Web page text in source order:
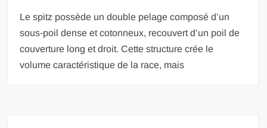
Le spitz possède un double pelage composé d’un
sous-poil dense et cotonneux, recouvert d’un poil de
couverture long et droit. Cette structure crée le
volume caractéristique de la race, mais